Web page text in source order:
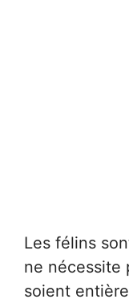
Les félins
ne nécessite
soient